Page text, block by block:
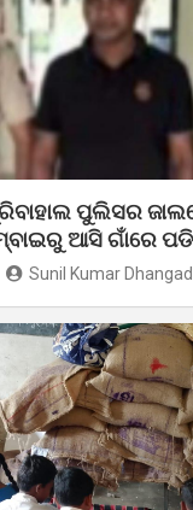
ପୁଲିସର
ଆସି ଗାଁରେ
Sunil Kumar